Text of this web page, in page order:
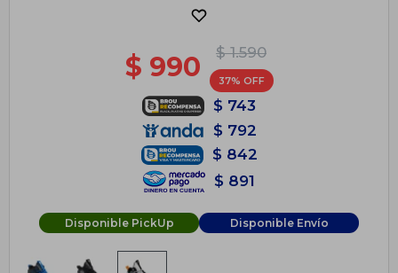
$ 1.590
$ 990 37
$ 743
$ 792
$ 842
$ 891
Disponible PickUp Disponible Envío